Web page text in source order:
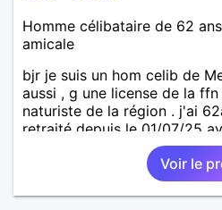
Homme célibataire de 62
amicale
bjr je suis un hom celib de
aussi , g une license de la
naturiste de la région . j'ai
retraité depuis le 01/07/25
j'ai adopté en 04/2023 , je
pour amitié et compagnie ,
de détente , de loisirs et
mutuel sur ma région du 57/
Voir le